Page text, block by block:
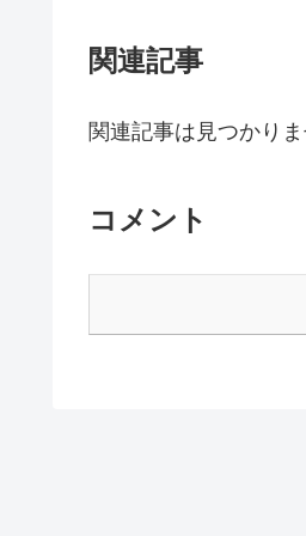
関連記事
関連記事は見つかりま
コメント